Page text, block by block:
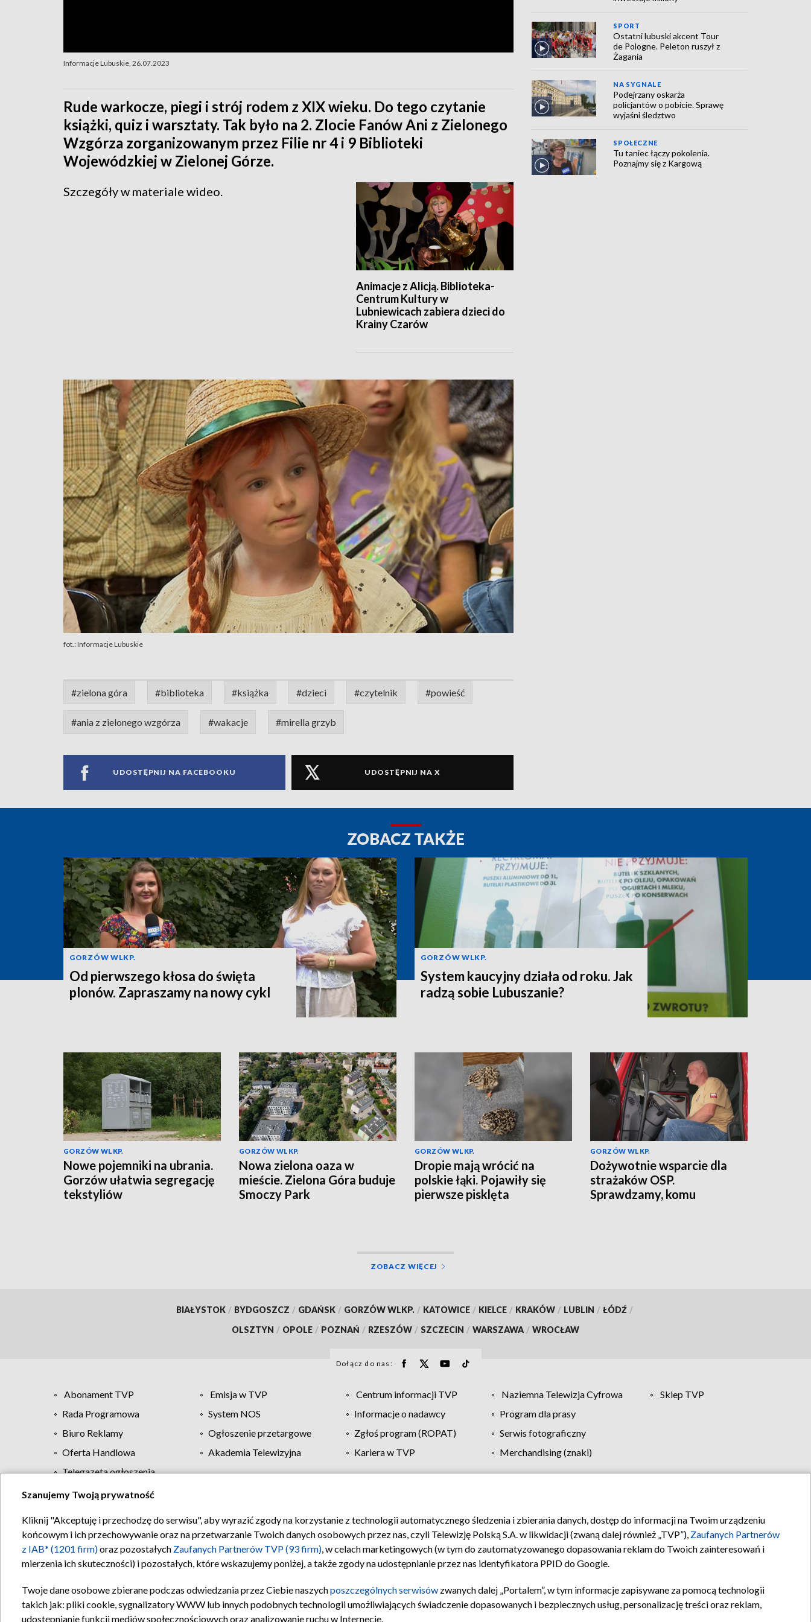
Informacje Lubuskie, 26.07.2023
Rude warkocze, piegi i strój rodem z XIX wieku. Do tego czytanie
książki, quiz i warsztaty. Tak było na 2. Zlocie Fanów Ani z Zielonego
Wzgórza zorganizowanym przez Filie nr 4 i 9 Biblioteki
Wojewódzkiej w Zielonej Górze.
Animacje z Alicją. Biblioteka-
Centrum Kultury w
Lubniewicach zabiera dzieci do
Krainy Czarów
Szczegóły w materiale wideo.
fot.: Informacje Lubuskie
#zielona góra #biblioteka #książka #dzieci #czytelnik #powieść
#ania z zielonego wzgórza #wakacje #mirella grzyb
UDOSTĘPNIJ NA FACEBOOKU UDOSTĘPNIJ NA X
SPORT
Ostatni lubuski akcent Tour
de Pologne. Peleton ruszył z
Żagania
NA SYGNALE
Podejrzany oskarża
policjantów o pobicie. Sprawę
wyjaśni śledztwo
SPOŁECZNE
Tu taniec łączy pokolenia.
Poznajmy się z Kargową
ZOBACZ TAKŻE
GORZÓW WLKP.
Od pierwszego kłosa do święta
plonów. Zapraszamy na nowy cykl
GORZÓW WLKP.
System kaucyjny działa od roku. Jak
radzą sobie Lubuszanie?
GORZÓW WLKP.
Nowe pojemniki na ubrania.
Gorzów ułatwia segregację
tekstyliów
GORZÓW WLKP.
Nowa zielona oaza w
mieście. Zielona Góra buduje
Smoczy Park
GORZÓW WLKP.
Dropie mają wrócić na
polskie łąki. Pojawiły się
pierwsze pisklęta
GORZÓW WLKP.
Dożywotnie wsparcie dla
strażaków OSP.
Sprawdzamy, komu
ZOBACZ WIĘCEJ
BIAŁYSTOK / BYDGOSZCZ / GDAŃSK / GORZÓW WLKP. / KATOWICE / KIELCE / KRAKÓW / LUBLIN / ŁÓDŹ /
OLSZTYN / OPOLE / POZNAŃ / RZESZÓW / SZCZECIN / WARSZAWA / WROCŁAW
Dołącz do nas:
Abonament TVP Emisja w TVP Centrum informacji TVP Naziemna Telewizja Cyfrowa
Sklep TVP
Rada Programowa
System NOS Informacje o nadawcy
Program dla prasy
Biuro Reklamy
Ogłoszenie przetargowe Zgłoś program (ROPAT)
Serwis fotograficzny
Oferta Handlowa
Akademia Telewizyjna Kariera w TVP
Merchandising (znaki)
Telegazeta ogłoszenia
Regulamin TVP Polityka prywatności Moje zgody Pomoc Biuro reklamy Kontakt
Szanujemy Twoją prywatność
Kliknij "Akceptuję i przechodzę do serwisu", aby wyrazić zgody na korzystanie z technologii automatycznego śledzenia i zbierania danych, dostęp do informacji na Twoim urządzeniu
końcowym i ich przechowywanie oraz na przetwarzanie Twoich danych osobowych przez nas, czyli Telewizję Polską S.A. w likwidacji (zwaną dalej również „TVP”), Zaufanych Partnerów
z IAB* (1201 firm)oraz pozostałych Zaufanych Partnerów TVP (93 firm), w celach marketingowych (w tym do zautomatyzowanego dopasowania reklam do Twoich zainteresowań i
mierzenia ich skuteczności) i pozostałych, które wskazujemy poniżej, a także zgody na udostępnianie przez nas identyfikatora PPID do Google.
Twoje dane osobowe zbierane podczas odwiedzania przez Ciebie naszychposzczególnych serwisów zwanych dalej „Portalem”, w tym informacje zapisywane za pomocą technologii
takich jak: pliki cookie, sygnalizatory WWW lub innych podobnych technologii umożliwiających świadczenie dopasowanych i bezpiecznych usług, personalizację treści oraz reklam,
udostępnianie funkcji mediów społecznościowych oraz analizowanie ruchu w Internecie.